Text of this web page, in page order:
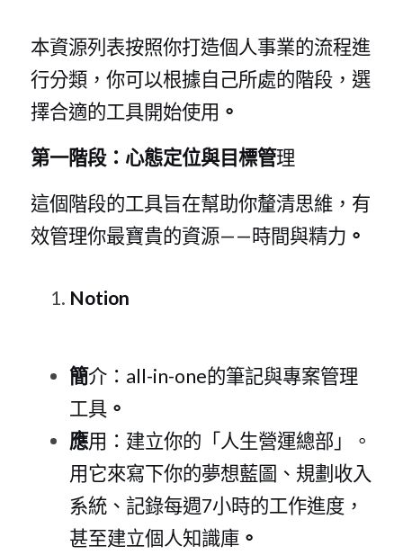
本資源列表按照你打造個人事業的流程進
行分類，你可以根據自己所處的階段，選
擇合適的工具開始使用 。
第一階段：心態定位與目標管理
這個階段的工具旨在幫助你釐清思維，有
效管理你最寶貴的資源——時間與精力 。
Notion
簡介：all-in-one的筆記與專案管理
工具。
應用：建立你的「人生營運總部」。
用它來寫下你的夢想藍圖、規劃收入
系統、記錄每週7小時的工作進度，
甚至建立個人知識庫。